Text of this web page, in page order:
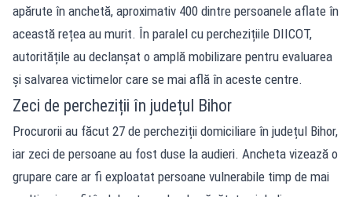
apărute în anchetă, aproximativ 400 dintre persoanele aflate în
această rețea au murit. În paralel cu perchezițiile DIICOT,
autoritățile au declanșat o amplă mobilizare pentru evaluarea
și salvarea victimelor care se mai află în aceste centre.
Zeci de percheziții în județul Bihor
Procurorii au făcut 27 de percheziții domiciliare în județul Bihor,
iar zeci de persoane au fost duse la audieri. Ancheta vizează o
grupare care ar fi exploatat persoane vulnerabile timp de mai